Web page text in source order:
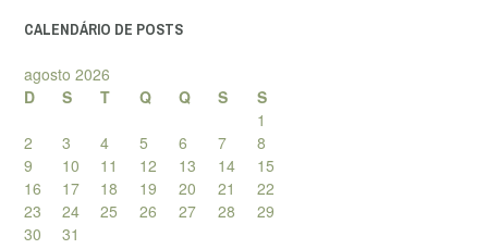
CALENDÁRIO DE POSTS
agosto 2026
D
S T Q Q S
S
1
2
3 4 5 6 7
8
9
10 11 12 13 14
15
16
17 18 19 20 21
22
23
24 25 26 27 28
29
30
31